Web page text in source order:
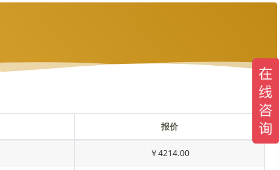
报价
￥4214.00